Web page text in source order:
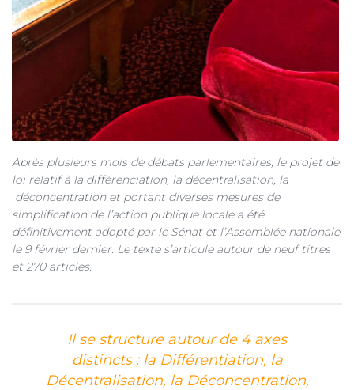
Après plusieurs mois de débats parlementaires, le projet de
loi relatif à la différenciation, la décentralisation, la
déconcentration et portant diverses mesures de
simplification de l’action publique locale a été
définitivement adopté par le Sénat et l’Assemblée nationale,
le 9 février dernier. Le texte s’articule autour de neuf titres
et 270 articles.
Il se structure autour de 4 axes
distincts ; la Différentiation, la
Décentralisation, la Déconcentration,